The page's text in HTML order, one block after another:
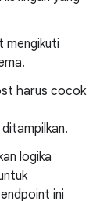
mengikuti
harus cocok
logika
ini